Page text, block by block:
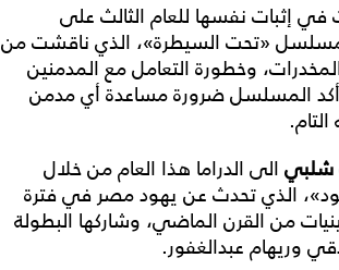
في إثبات نفسها للعام الثالث على
مسلسل «تحت السيطرة»، الذي ناقشت من
وخطورة التعامل مع المدمنين
المسلسل ضرورة مساعدة أي مدمن
شلبي الى الدراما هذا العام من خلال
الذي تحدث عن يهود مصر في فترة
من القرن الماضي، وشاركها البطولة
وريهام عبدالغفور.